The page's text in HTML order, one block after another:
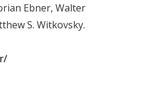
Ebner, Walter
S. Witkovsky.